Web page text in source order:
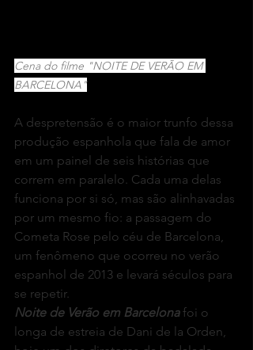
Cena do filme "NOITE DE VERÃO EM
BARCELONA"
A despretensão é o maior trunfo dessa
produção espanhola que fala de amor
em um painel de seis histórias que
correm em paralelo. Cada uma delas
funciona por si só, mas são alinhavadas
por um mesmo fio: a passagem do
Cometa Rose pelo céu de Barcelona,
um fenômeno que ocorreu no verão
espanhol de 2013 e levará séculos para
se repetir.
Noite de Verão em Barcelona foi o
longa de estreia de Dani de la Orden,